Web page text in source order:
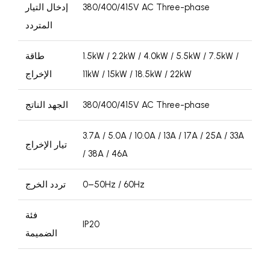
إدخال التيار
المتردد
380/400/415V AC Three-phase
طاقة
الإخراج
1.5kW / 2.2kW / 4.0kW / 5.5kW / 7.5kW /
11kW / 15kW / 18.5kW / 22kW
الجهد الناتج 380/400/415V AC Three-phase
تيار الإخراج
3.7A / 5.0A / 10.0A / 13A / 17A / 25A / 33A
/ 38A / 46A
تردد الخرج 0–50Hz / 60Hz
فئة
الضميمة
IP20